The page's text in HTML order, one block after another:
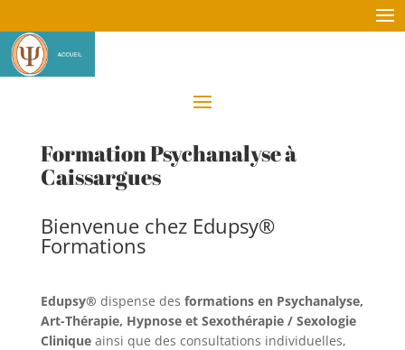
Formation Psychanalyse à
Caissargues
Bienvenue chez Edupsy®
Formations
Edupsy® dispense des formations en Psychanalyse,
Art-Thérapie, Hypnose et Sexothérapie / Sexologie
Cliniqueainsi que des consultations individuelles,